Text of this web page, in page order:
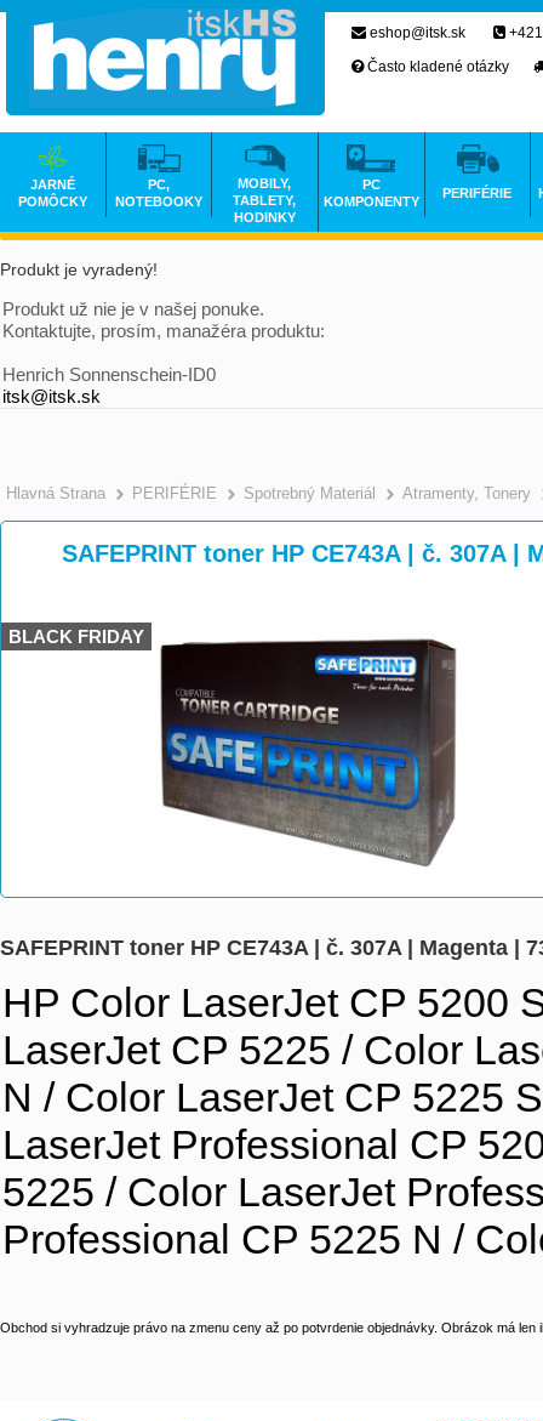
Produkt je vyradený!
Produkt už nie je v našej ponuke.
Kontaktujte, prosím, manažéra produktu:
Henrich Sonnenschein-ID0
itsk@itsk.sk
Hlavná Strana >
PERIFÉRIE >
Spotrebný Materiál >
Atramenty, Tonery
SAFEPRINT toner HP CE743A | č. 307A |
BLACK FRIDAY
SAFEPRINT toner HP CE743A | č. 307A | Magenta |
HP Color LaserJet CP 5200
LaserJet CP 5225 / Color
N / Color LaserJet CP 5225
LaserJet Professional CP
5225 / Color LaserJet
Professional CP 5225 N /
Obchod si vyhradzuje právo na zmenu ceny až po potvrdenie objednávky. Obrázok má len
eshop@itsk.sk
Často kladené otázky
JARNÉ
POMÔCKY
PC,
NOTEBOOKY
MOBILY,
TABLETY,
HODINKY
PC
KOMPONENTY
PERIFÉRIE